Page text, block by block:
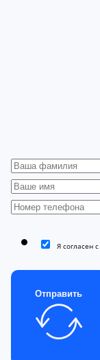
Я согласен с
Отправить